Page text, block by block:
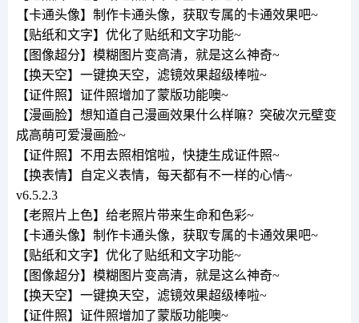
【卡通头像】制作卡通头像，获取专属的卡通效果吧~
【贴纸和文字】优化了贴纸和文字功能~
【图像超分】模糊图片变高清，就是这么神奇~
【换天空】一键换天空，滤镜效果超级棒啦~
【证件照】证件照增加了蒙版功能噢~
【漫画脸】想知道自己漫画效果什么样嘛？突破次元壁变
成高萌可爱漫画脸~
【证件照】不用去照相馆啦，快捷生成证件照~
【换表情】自定义表情，每天都有不一样的心情~
v6.5.2.3
【老照片上色】给老照片带来生命和色彩~
【卡通头像】制作卡通头像，获取专属的卡通效果吧~
【贴纸和文字】优化了贴纸和文字功能~
【图像超分】模糊图片变高清，就是这么神奇~
【换天空】一键换天空，滤镜效果超级棒啦~
【证件照】证件照增加了蒙版功能噢~